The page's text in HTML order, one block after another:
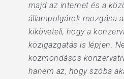
majd az internet és a
állampolgárok mozgása
kiköveteli, hogy a
közigazgatás is lépjen.
közmondásos
hanem az, hogy szóba